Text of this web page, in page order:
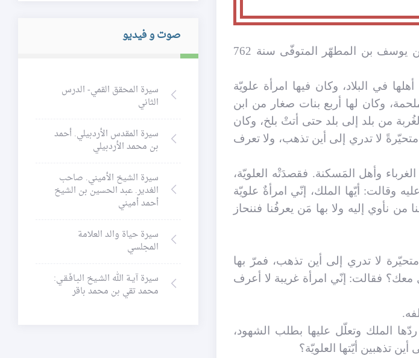
ذكر العلّامة طيّب الله رَمْسَه في كتابه المذكور (أي العلامة الحلّي، الحسن بن يوسف بن المطهّر المتوفّى سنة 762
في البلاد، وكان فيها امرأة علويّة
وكان لها أربع بنات صغار من ابن
من بلد إلى بلد حتى أتتْ بلخ، وكان
لا تدري إلى أين تذهب، ولا تعرف
وأهل المَسكنة. فقصدَتْه العلويّة،
وقالت: أيّها الملك، إنّي امرأةٌ علويّة
نأوي إليه ولا بها مَن يعرفُنا فننحاز
لا تدري إلى أين تذهب، فمرّ بها
معك؟ فقالت: إنّي امرأة غريبة لا أعرف
الملك وتعلّل عليها بطلب الشهود،
تذهبين أيّتها العلويّة؟
صوت و فيديو
سيرة المحقق القمي- الدرس
الثاني
سيرة المقدس الأردبيلي. أحمد
بن محمد الأردبيلي
سيرة الشيخ الأميني. صاحب
الغدير. عبد الحسين بن الشيخ
أحمد أميني
سيرة حياة والد العلامة
المجلسي
سيرة آيـة الله الشـيخ البـافَـقـي:
محمد تقي بن محمد باقر